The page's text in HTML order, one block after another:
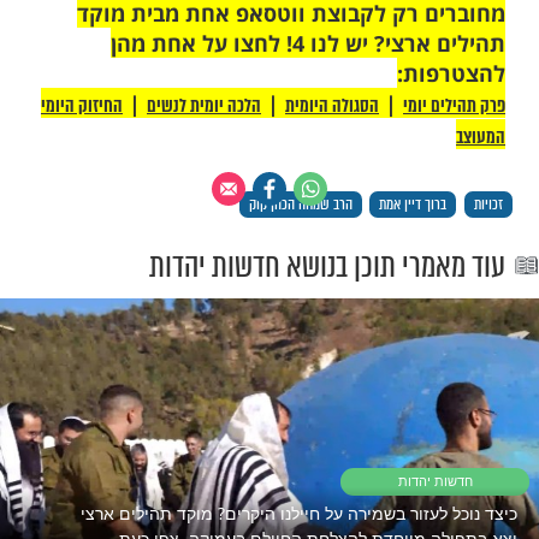
רק לקבוצת ווטסאפ אחת מבית מוקד
תהילים ארצי? יש לנו 4! לחצו על אחת מהן